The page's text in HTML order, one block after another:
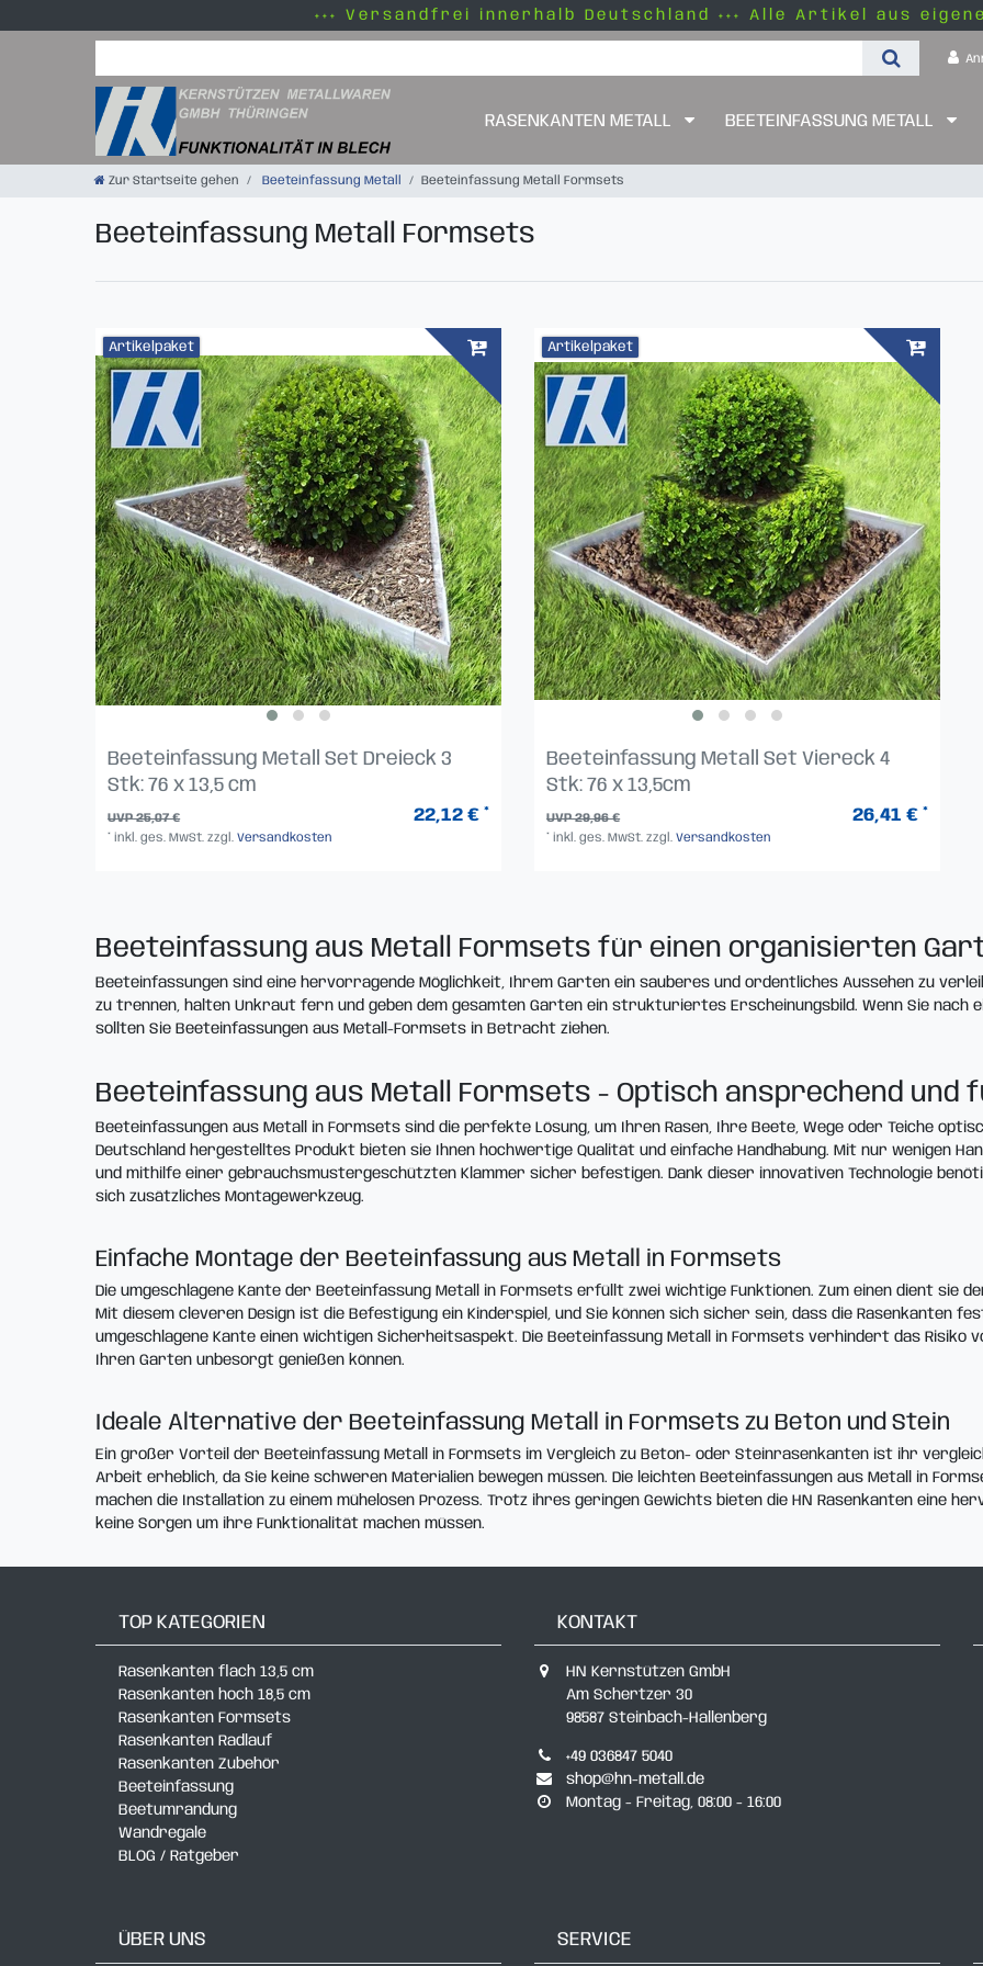
+++ Versandfrei innerhalb Deutschland +++ Alle Artikel aus
RASENKANTEN METALL BEETEINFASSUNG METALL
Zur Startseite gehen Beeteinfassung Metall Beeteinfassung Metall Formsets
Beeteinfassung Metall Formsets
Artikelpaket
Beeteinfassung Metall Set Dreieck 3
Stk: 76 x 13,5 cm
UVP 25,07 € 22,12 € *
* inkl. ges. MwSt. zzgl.Versandkosten
Artikelpaket
Beeteinfassung Metall Set Viereck 4
Stk: 76 x 13,5cm
UVP 29,96 € 26,41 € *
* inkl. ges. MwSt. zzgl.Versandkosten
Beeteinfassung aus Metall Formsets für einen organisierten
Beeteinfassungen sind eine hervorragende Möglichkeit, Ihrem Garten ein sauberes und ordentliches Aussehen zu
zu trennen, halten Unkraut fern und geben dem gesamten Garten ein strukturiertes Erscheinungsbild. Wenn Sie nach
sollten Sie Beeteinfassungen aus Metall-Formsets in Betracht ziehen.
Beeteinfassung aus Metall Formsets - Optisch ansprechend
Beeteinfassungen aus Metall in Formsets sind die perfekte Lösung, um Ihren Rasen, Ihre Beete, Wege oder Teiche
Deutschland hergestelltes Produkt bieten sie Ihnen hochwertige Qualität und einfache Handhabung. Mit nur wenigen
und mithilfe einer gebrauchsmustergeschützten Klammer sicher befestigen. Dank dieser innovativen Technologie
sich zusätzliches Montagewerkzeug.
Einfache Montage der Beeteinfassung aus Metall in Formsets
Die umgeschlagene Kante der Beeteinfassung Metall in Formsets erfüllt zwei wichtige Funktionen. Zum einen dient sie
Mit diesem cleveren Design ist die Befestigung ein Kinderspiel, und Sie können sich sicher sein, dass die Rasenkanten
umgeschlagene Kante einen wichtigen Sicherheitsaspekt. Die Beeteinfassung Metall in Formsets verhindert das
Ihren Garten unbesorgt genießen können.
Ideale Alternative der Beeteinfassung Metall in Formsets zu Beton und Stein
Ein großer Vorteil der Beeteinfassung Metall in Formsets im Vergleich zu Beton- oder Steinrasenkanten ist ihr
Arbeit erheblich, da Sie keine schweren Materialien bewegen müssen. Die leichten Beeteinfassungen aus Metall in
machen die Installation zu einem mühelosen Prozess. Trotz ihres geringen Gewichts bieten die HN Rasenkanten eine
keine Sorgen um ihre Funktionalität machen müssen.
TOP KATEGORIEN
Rasenkanten flach 13,5 cm
Rasenkanten hoch 18,5 cm
Rasenkanten Formsets
Rasenkanten Radlauf
Rasenkanten Zubehör
Beeteinfassung
Beetumrandung
Wandregale
BLOG / Ratgeber
KONTAKT
HN Kernstützen GmbH
Am Schertzer 30
98587 Steinbach-Hallenberg
+49 036847 5040
shop@hn-metall.de
Montag - Freitag, 08:00 - 16:00
ÜBER UNS SERVICE